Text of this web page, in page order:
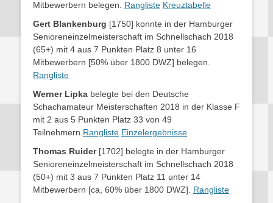
Mitbewerbern belegen. Rangliste Kreuztabelle
Gert Blankenburg [1750] konnte in der Hamburger
Senioreneinzelmeisterschaft im Schnellschach 2018
(65+) mit 4 aus 7 Punkten Platz 8 unter 16
Mitbewerbern [50% über 1800 DWZ] belegen.
Rangliste
Werner Lipka belegte bei den Deutsche
Schachamateur Meisterschaften 2018 in der Klasse F
mit 2 aus 5 Punkten Platz 33 von 49
Teilnehmern. Rangliste Einzelergebnisse
Thomas Ruider [1702] belegte in der Hamburger
Senioreneinzelmeisterschaft im Schnellschach 2018
(50+) mit 3 aus 7 Punkten Platz 11 unter 14
Mitbewerbern [ca, 60% über 1800 DWZ]. Rangliste